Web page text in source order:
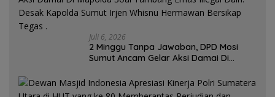
Juli 6, 2026
2 Minggu Tanpa Jawaban, DPD Mosi
Sumut Ancam Gelar Aksi Damai Di
Dairi. Desak Kapolda Sumut Irjen
Whisnu Hermawan Bersikap Tegas .